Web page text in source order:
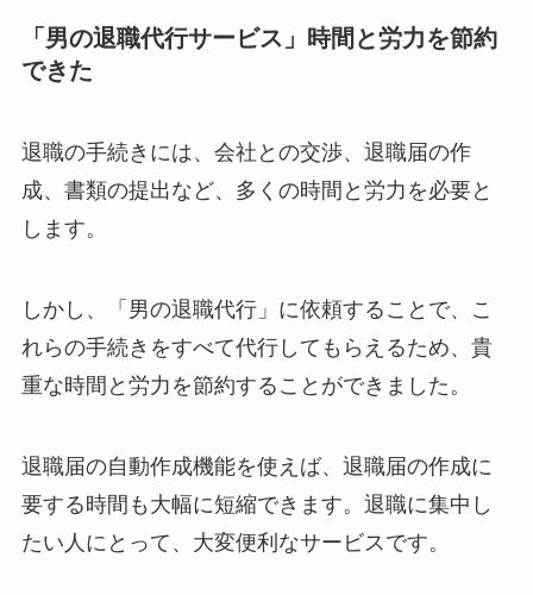
「男の退職代行サービス」時間と労力を節約
できた
退職の手続きには、会社との交渉、退職届の作
成、書類の提出など、多くの時間と労力を必要と
します。
しかし、「男の退職代行」に依頼することで、こ
れらの手続きをすべて代行してもらえるため、貴
重な時間と労力を節約することができました。
退職届の自動作成機能を使えば、退職届の作成に
要する時間も大幅に短縮できます。退職に集中し
たい人にとって、大変便利なサービスです。